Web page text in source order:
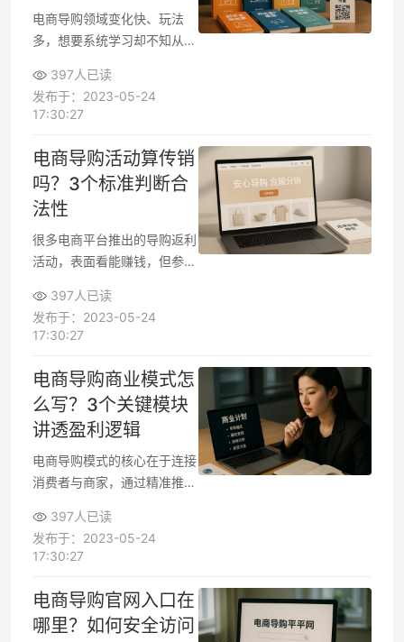
电商导购领域变化快、玩法
多，想要系统学习却不知从何
还是想提升业绩的老手，选对
书籍都能事半功倍。这5本实
各个阶段，既有理论框架又有
落地方法，帮你快速掌握电商
导购的核心技能。
397人已读
发布于：2023-05-24
17:30:27
电商导购活动算传销
吗？3个标准判断合
法性
很多电商平台推出的导购返利
活动，表面看能赚钱，但参与
实际上，这类模式是否违法，
关键要看其是否具备真实商品
头以及层级关系是否超过三
级。只要避开这些雷区，合规
的社交电商完全能安全运营。
397人已读
发布于：2023-05-24
17:30:27
电商导购商业模式怎
么写？3个关键模块
讲透盈利逻辑
电商导购模式的核心在于连接
消费者与商家，通过精准推荐
取佣金或广告收入。这种模式
看似简单，但真正可持续的导
流量获取和变现闭环。下面从
三个核心模块拆解如何撰写电
商导购商业模式。
397人已读
发布于：2023-05-24
17:30:27
电商导购官网入口在
哪里？如何安全访问